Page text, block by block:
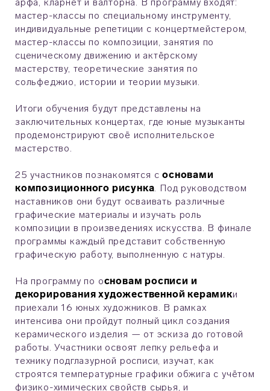
мастер-классы по специальному инструменту,
индивидуальные репетиции с концертмейстером,
мастер-классы по композиции, занятия по
сценическому движению и актёрскому
мастерству, теоретические занятия по
сольфеджио, истории и теории музыки.
Итоги обучения будут представлены на
заключительных концертах, где юные музыканты
продемонстрируют своё исполнительское
мастерство.
25 участников познакомятся сосновами
композиционного рисунка. Под руководством
наставников они будут осваивать различные
графические материалы и изучать роль
композиции в произведениях искусства. В финале
программы каждый представит собственную
графическую работу, выполненную с натуры.
На программу по основам росписи и
декорирования художественной керамики
приехали 16 юных художников. В рамках
интенсива они пройдут полный цикл создания
керамического изделия — от эскиза до готовой
работы. Участники освоят лепку рельефа и
технику подглазурной росписи, изучат, как
строятся температурные графики обжига с учётом
физико-химических свойств сырья, и